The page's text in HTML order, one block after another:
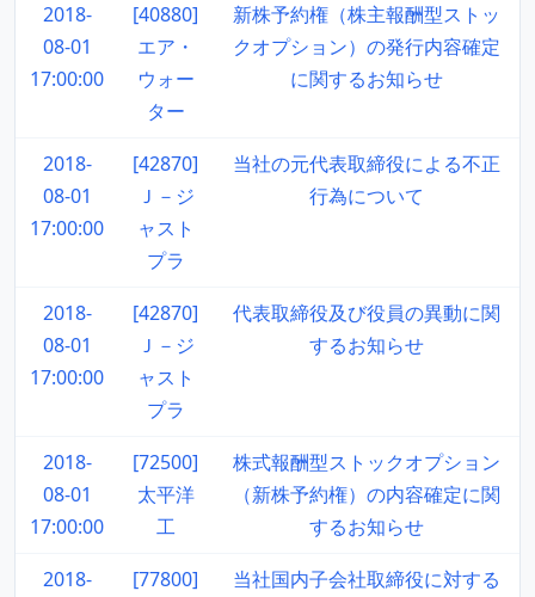
2018-
08-01
17:00:00
[40880]
エア・
ウォー
ター
新株予約権（株主報酬型ストッ
クオプション）の発行内容確定
に関するお知らせ
2018-
08-01
17:00:00
[42870]
Ｊ－ジ
ャスト
プラ
当社の元代表取締役による不正
行為について
2018-
08-01
17:00:00
[42870]
Ｊ－ジ
ャスト
プラ
代表取締役及び役員の異動に関
するお知らせ
2018-
08-01
17:00:00
[72500]
太平洋
工
株式報酬型ストックオプション
（新株予約権）の内容確定に関
するお知らせ
2018-
[77800]
当社国内子会社取締役に対する